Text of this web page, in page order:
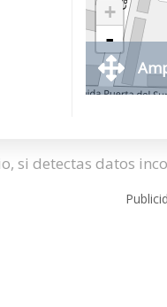
+
-
si detectas datos